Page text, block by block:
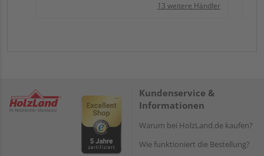
13 weitere Händler
Kundenservice &
Informationen
Warum bei HolzLand.de kaufen?
Wie funktioniert die Bestellung?